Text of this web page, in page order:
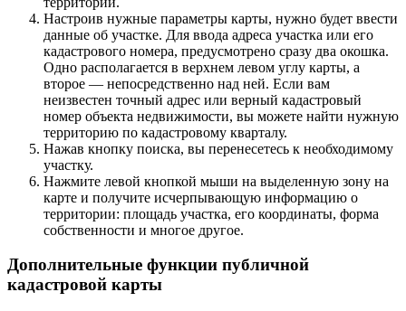
Настроив нужные параметры карты, нужно будет ввести
данные об участке. Для ввода адреса участка или его
кадастрового номера, предусмотрено сразу два окошка.
Одно располагается в верхнем левом углу карты, а
второе — непосредственно над ней. Если вам
неизвестен точный адрес или верный кадастровый
номер объекта недвижимости, вы можете найти нужную
территорию по кадастровому кварталу.
Нажав кнопку поиска, вы перенесетесь к необходимому
участку.
Нажмите левой кнопкой мыши на выделенную зону на
карте и получите исчерпывающую информацию о
территории: площадь участка, его координаты, форма
собственности и многое другое.
Дополнительные функции публичной
кадастровой карты